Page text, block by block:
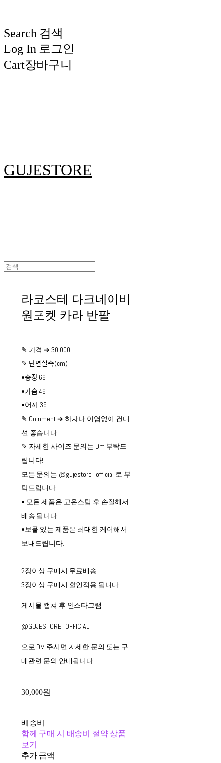
Search 검색
Log In 로그인
Cart장바구니
GUJESTORE
라코스테 다크네이비
원포켓 카라 반팔
✎ 가격 ➔ 30,000
✎ 단면실측(cm)
•총장 66
•가슴 46
•어깨 39
✎ Comment ➔ 하자나 이염없이 컨디
션 좋습니다.
✎ 자세한 사이즈 문의는 Dm 부탁드
립니다!
모든 문의는 @gujestore_official 로 부
탁드립니다.
• 모든 제품은 고온스팀 후 손질해서
배송 됩니다.
•보풀 있는 제품은 최대한 케어해서
보내드립니다.
2장이상 구매시 무료배송
3장이상 구매시 할인적용 됩니다.
게시물 캡쳐 후 인스타그램
@GUJESTORE_OFFICIAL
으로 DM 주시면 자세한 문의 또는 구
매관련 문의 안내됩니다.
30,000원
배송비 -
함께 구매 시 배송비 절약 상품
보기
추가 금액